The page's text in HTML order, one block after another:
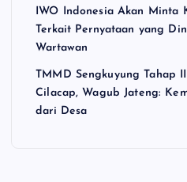
IWO Indonesia Akan Minta
Terkait Pernyataan yang
Wartawan
TMMD Sengkuyung Tahap
Cilacap, Wagub Jateng:
dari Desa